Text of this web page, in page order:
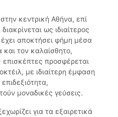
στην κεντρική Αθήνα, επί
ως ιδιαίτερος
αποκτήσει φήμη μέσα
τον καλαίσθητο,
προσφέρεται
με ιδιαίτερη έμφαση
μοναδικές γεύσεις.
για τα εξαιρετικά